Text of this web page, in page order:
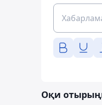
Оқи